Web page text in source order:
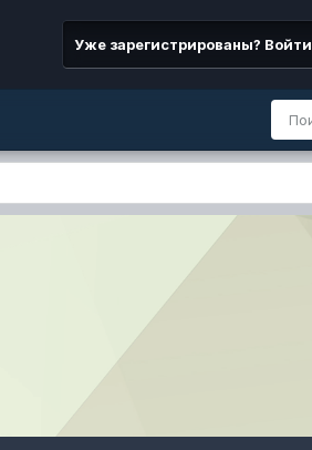
Уже зарегистрированы? Войти